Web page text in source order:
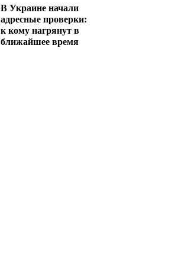
В Украине начали
адресные проверки:
к кому нагрянут в
ближайшее время